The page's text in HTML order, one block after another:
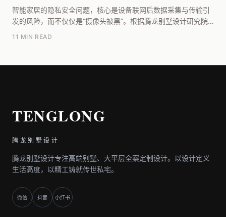
智能家居的隐私安全问题，核心是设备联网后数据采集与传输引
发的风险，而不仅仅是“摄像头被黑”。根据腾龙别墅设计研究院
11 MIN READ
TENGLONG
腾龙别墅设计
腾龙别墅设计专注高端别墅、大平层全案定制设计。以设计定义
生活高度，以精工铸就传世私宅。
微信 抖音 小红书